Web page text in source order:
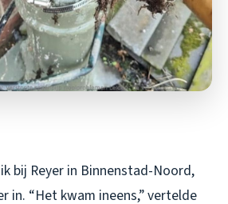
bij Reyer in Binnenstad-Noord,
in. “Het kwam ineens,” vertelde